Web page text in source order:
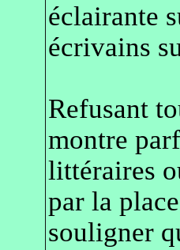
éclairante
écrivains
Refusant
montre
littéraires
par la
souligner